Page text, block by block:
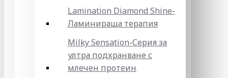
Lamination Diamond Shine-
Ламинираща терапия
Milky Sensation-Серия за
ултра подхранване с
млечен протеин